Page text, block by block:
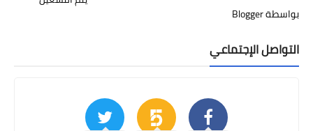
بواسطة Blogger
التواصل الإجتماعي